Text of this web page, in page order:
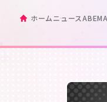
ホームニュース